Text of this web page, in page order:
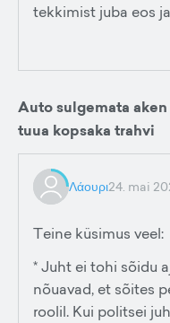
tekkimist juba eos
Auto sulgemata
tuua kopsaka trahvi
Λάουρι24. mai
Teine küsimus veel:
* Juht ei tohi sõidu
nõuavad, et sõites
roolil. Kui politsei